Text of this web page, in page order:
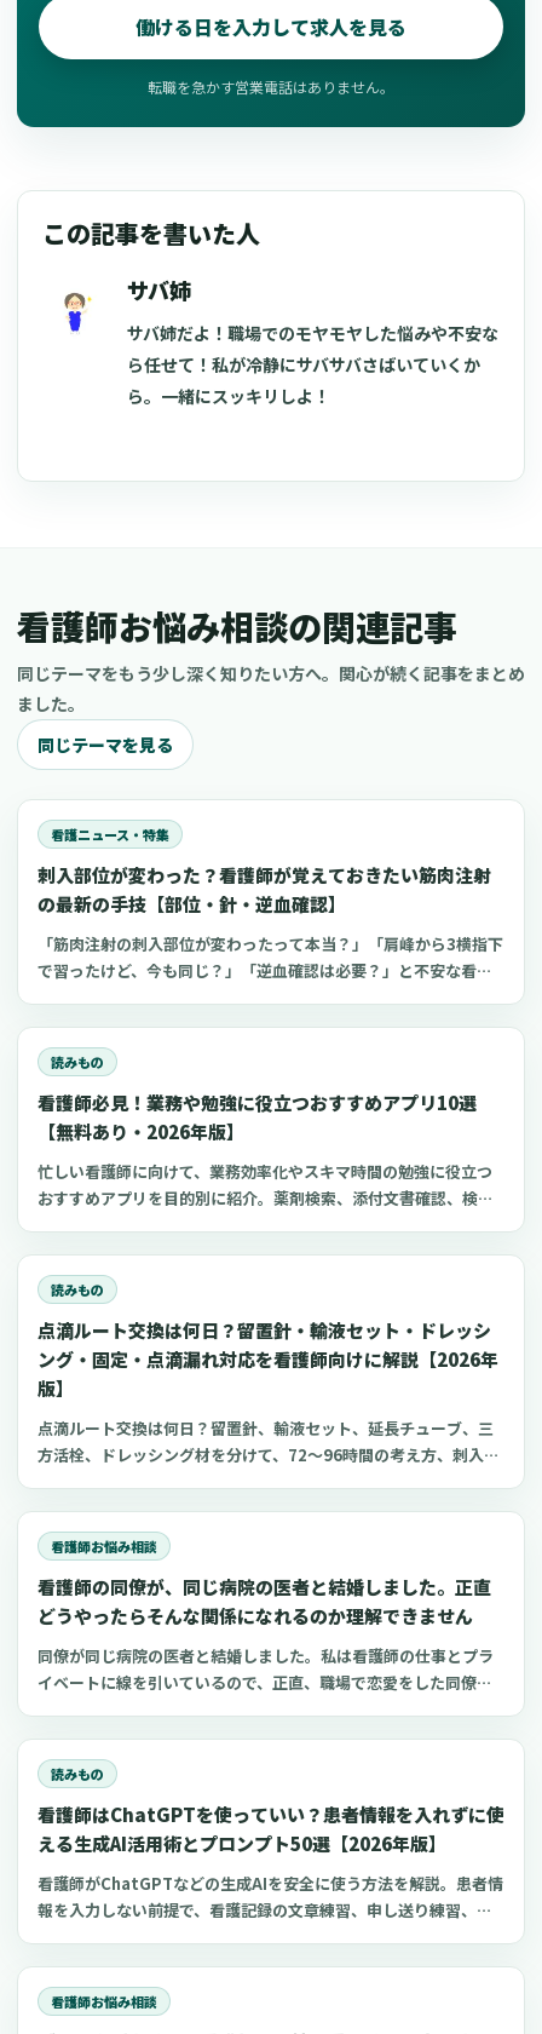
働ける日を入力して求人を見る
転職を急かす営業電話はありません。
この記事を書いた人
サバ姉
サバ姉だよ！職場でのモヤモヤした悩みや不安な
ら任せて！私が冷静にサバサバさばいていくか
ら。一緒にスッキリしよ！
看護師お悩み相談の関連記事
同じテーマをもう少し深く知りたい方へ。関心が続く記事をまとめ
ました。
同じテーマを見る
看護ニュース・特集
刺入部位が変わった？看護師が覚えておきたい筋肉注射
の最新の手技【部位・針・逆血確認】
「筋肉注射の刺入部位が変わったって本当？」「肩峰から3横指下
で習ったけど、今も同じ？」「逆血確認は必要？」と不安な看護
び方、針のゲージと長さ、皮下注射との違い、神経損傷やSIRVA
を避けるポイント、ワクチン接種時の手順までわかりやすく解説
します。
読みもの
看護師必見！業務や勉強に役立つおすすめアプリ10選
【無料あり・2026年版】
忙しい看護師に向けて、業務効率化やスキマ時間の勉強に役立つ
おすすめアプリを目的別に紹介。薬剤検索、添付文書確認、検査
心電図学習、シフト管理など、現場や復職準備で使いやすいアプ
リをまとめました。
読みもの
点滴ルート交換は何日？留置針・輸液セット・ドレッシ
ング・固定・点滴漏れ対応を看護師向けに解説【2026年
版】
点滴ルート交換は何日？留置針、輸液セット、延長チューブ、三
方活栓、ドレッシング材を分けて、72〜96時間の考え方、刺入部
看護師お悩み相談
看護師の同僚が、同じ病院の医者と結婚しました。正直
どうやったらそんな関係になれるのか理解できません
同僚が同じ病院の医者と結婚しました。私は看護師の仕事とプラ
イベートに線を引いているので、正直、職場で恋愛をした同僚が
近にパートナーを見つけた同僚がちょっと羨ましいという思いも
あります。純粋にどうやったらそういう関係になれる
読みもの
看護師はChatGPTを使っていい？患者情報を入れずに使
える生成AI活用術とプロンプト50選【2026年版】
看護師がChatGPTなどの生成AIを安全に使う方法を解説。患者情
報を入力しない前提で、看護記録の文章練習、申し送り練習、復
看護師お悩み相談